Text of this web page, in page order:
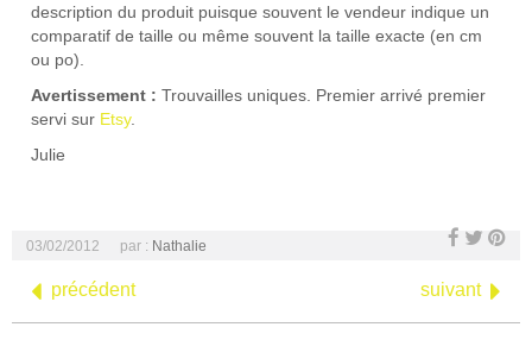
description du produit puisque souvent le vendeur indique un
comparatif de taille ou même souvent la taille exacte (en cm
ou po).
Avertissement : Trouvailles uniques. Premier arrivé premier
servi sur Etsy.
Julie
03/02/2012 par : Nathalie
précédent suivant